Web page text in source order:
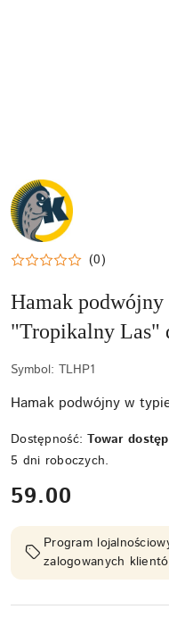
NAZWA
PRODUCENTA:
KRAINA
TUPTUSIA
(0)
Hamak
"Tropikalny Las"
Symbol: TLHP1
Hamak podwójny w
Dostępność:Towar
5 dni roboczych.
cena:
59.00
Program
zalogowanych